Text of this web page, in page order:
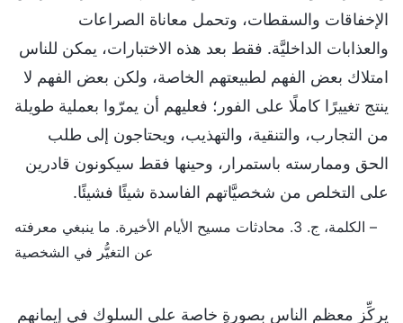
الإخفاقات والسقطات، وتحمل معاناة الصراعات
والعذابات الداخليَّة. فقط بعد هذه الاختبارات، يمكن للناس
امتلاك بعض الفهم لطبيعتهم الخاصة، ولكن بعض الفهم لا
ينتج تغييرًا كاملًا على الفور؛ فعليهم أن يمرّوا بعملية طويلة
من التجارب، والتنقية، والتهذيب، ويحتاجون إلى طلب
الحق وممارسته باستمرار، وحينها فقط سيكونون قادرين
على التخلص من شخصيَّاتهم الفاسدة شيئًا فشيئًا.
– الكلمة، ج. 3. محادثات مسيح الأيام الأخيرة. ما ينبغي معرفته
عن التغيُّر في الشخصية
يركِّز معظم الناس بصورةٍ خاصة على السلوك في إيمانهم